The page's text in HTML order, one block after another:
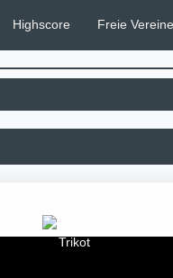
Highscore Freie Vereine